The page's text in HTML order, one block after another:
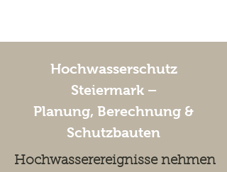
Hochwasserschutz
Steiermark –
Planung, Berechnung &
Schutzbauten
Hochwasserereignisse nehmen